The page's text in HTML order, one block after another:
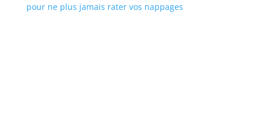
pour ne plus jamais rater vos nappages